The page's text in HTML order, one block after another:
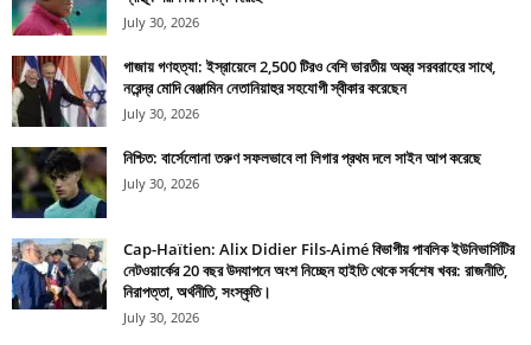
July 30, 2026
গাজায় গণহত্যা: ইস্রায়েলে 2,500 টিরও বেশি ভারতীয় অস্ত্র সরবরাহের সাথে,
নরেন্দ্র মোদি বেঞ্জামিন নেতানিয়াহুর সহযোগী স্বীকার করেছেন
July 30, 2026
নিশ্চিত: বার্সেলোনা তরুণ সফলভাবে লা লিগার প্রথম দলে সাইন আপ করেছে
July 30, 2026
Cap-Haïtien: Alix Didier Fils-Aimé বিভাগীয় পাবলিক ইউনিভার্সিটির
নেটওয়ার্কের 20 বছর উদযাপনে অংশ নিচ্ছেন হাইতি থেকে সর্বশেষ খবর: রাজনীতি,
নিরাপত্তা, অর্থনীতি, সংস্কৃতি।
July 30, 2026